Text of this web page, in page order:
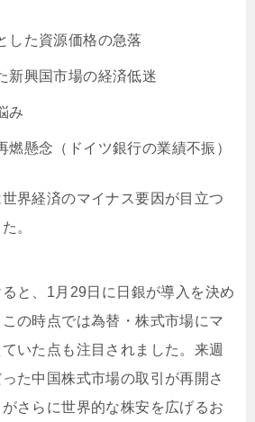
した資源価格の急落
新興国市場の経済低迷
み
燃懸念（ドイツ銀行の業績不振）
界経済のマイナス要因が目立つ
。
と、1月29日に日銀が導入を決め
の時点では為替・株式市場にマ
いた点も注目されました。来週
た中国株式市場の取引が再開さ
さらに世界的な株安を広げるお